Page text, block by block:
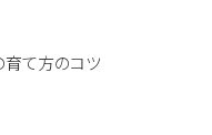
育て方のコツ